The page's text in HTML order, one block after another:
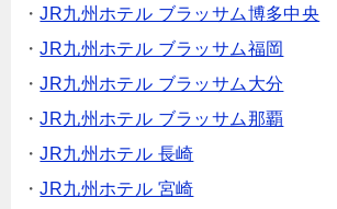
・JR九州ホテル ブラッサム博多中央
・JR九州ホテル ブラッサム福岡
・JR九州ホテル ブラッサム大分
・JR九州ホテル ブラッサム那覇
・JR九州ホテル 長崎
・JR九州ホテル 宮崎